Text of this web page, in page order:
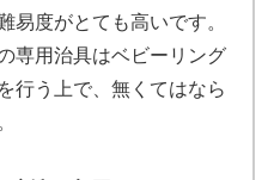
易度がとても高いです。
専用治具はベビーリング
行う上で、無くてはなら